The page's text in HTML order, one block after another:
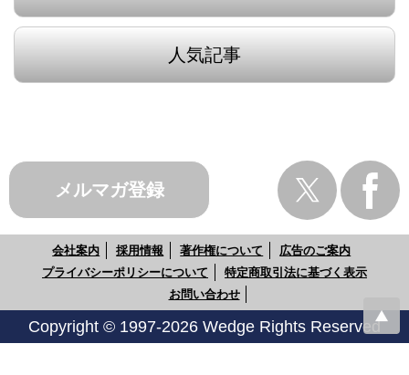
人気記事
メルマガ登録
会社案内 採用情報 著作権について
広告のご案内
プライバシーポリシーについて
特定商取引法に基づく表示
お問い合わせ
Copyright © 1997-2026 Wedge Rights Reserved